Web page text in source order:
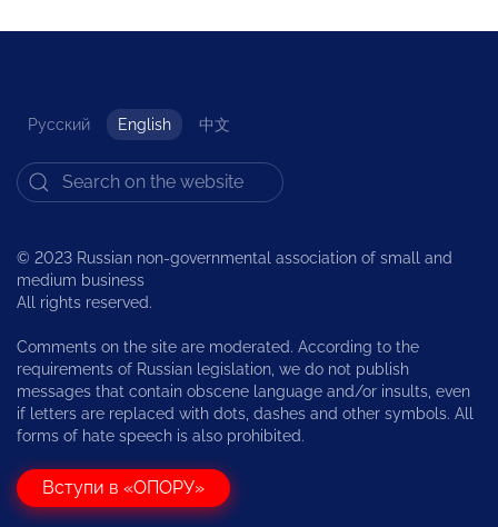
Русский English 中文
© 2023 Russian non-governmental association of small and
medium business
All rights reserved.
Comments on the site are moderated. According to the
requirements of Russian legislation, we do not publish
messages that contain obscene language and/or insults, even
if letters are replaced with dots, dashes and other symbols. All
forms of hate speech is also prohibited.
Вступи в «ОПОРУ»